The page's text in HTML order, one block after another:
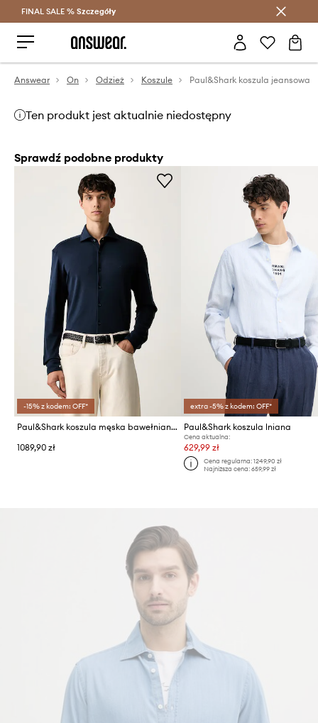
Oszczędzaj z Answear Club >
FINAL SALE % Szczegóły
Answear On Odzież Koszule Paul&Shark koszula jeansowa
Ten produkt jest aktualnie niedostępny
Sprawdź podobne produkty
-15% z kodem: OFF*
Paul&Shark koszula męska bawełniana
1089,90 zł
extra -5% z kodem: OFF*
Paul&Shark koszula lniana
Cena aktualna:
629,99 zł
Cena regularna: 1249,90 zł
Najniższa cena: 659,99 zł